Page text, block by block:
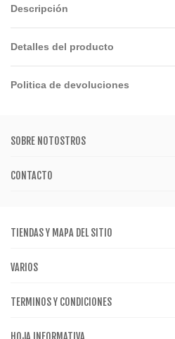
Descripción
Detalles del producto
Politica de devoluciones
SOBRE NOTOSTROS
CONTACTO
TIENDAS Y MAPA DEL SITIO
VARIOS
TERMINOS Y CONDICIONES